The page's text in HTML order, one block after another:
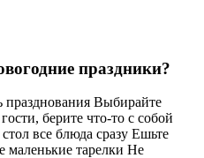
праздники?
празднования Выбирайте
берите что-то с собой
все блюда сразу Ешьте
маленькие тарелки Не